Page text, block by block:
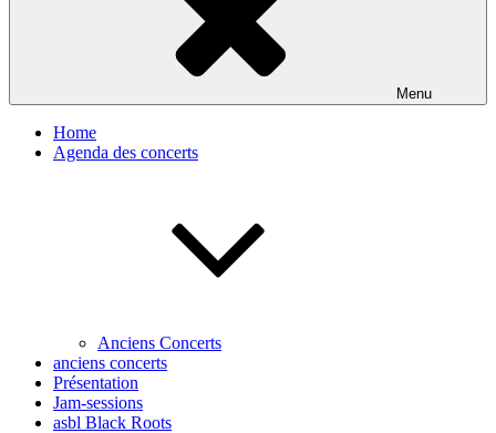
Menu
Home
Agenda des concerts
Anciens Concerts
anciens concerts
Présentation
Jam-sessions
asbl Black Roots